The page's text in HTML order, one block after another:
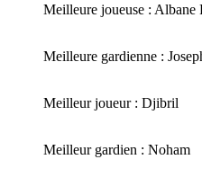
Meilleure joueuse : Albane
Meilleure gardienne :
Meilleur joueur : Djibril
Meilleur gardien : Noham